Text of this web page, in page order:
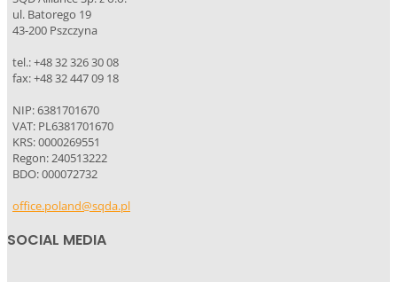
ul. Batorego 19
43-200 Pszczyna
tel.: +48 32 326 30 08
fax: +48 32 447 09 18
NIP: 6381701670
VAT: PL6381701670
KRS: 0000269551
Regon: 240513222
BDO: 000072732
office.poland@sqda.pl
SOCIAL MEDIA